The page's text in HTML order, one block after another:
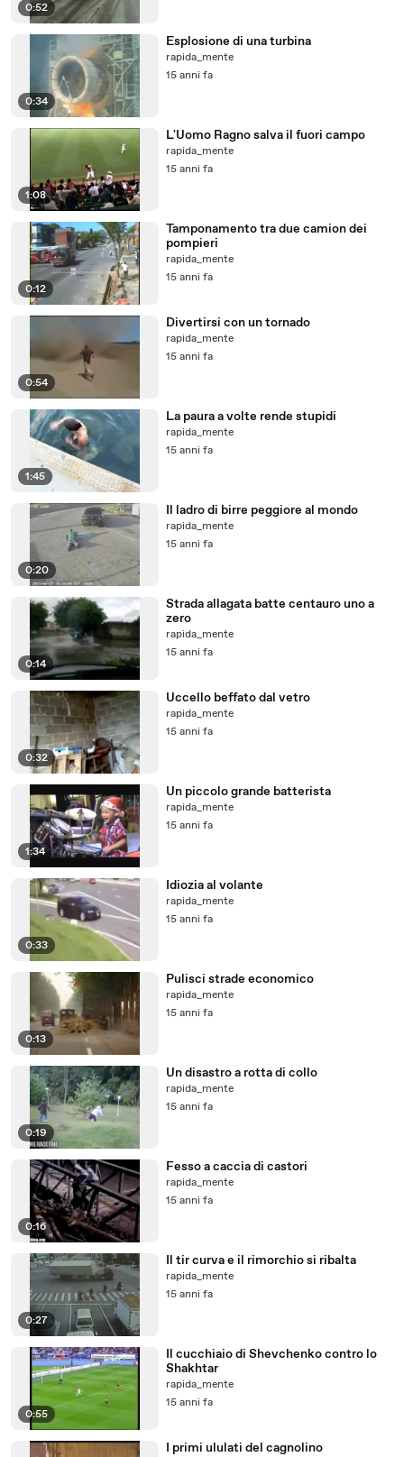
0:52
0:34
Esplosione di una turbina
rapida_mente
15 anni fa
1:08
L'Uomo Ragno salva il fuori campo
rapida_mente
15 anni fa
0:12
Tamponamento tra due camion dei
pompieri
rapida_mente
15 anni fa
0:54
Divertirsi con un tornado
rapida_mente
15 anni fa
1:45
La paura a volte rende stupidi
rapida_mente
15 anni fa
0:20
Il ladro di birre peggiore al mondo
rapida_mente
15 anni fa
0:14
Strada allagata batte centauro uno a
zero
rapida_mente
15 anni fa
0:32
Uccello beffato dal vetro
rapida_mente
15 anni fa
1:34
Un piccolo grande batterista
rapida_mente
15 anni fa
0:33
Idiozia al volante
rapida_mente
15 anni fa
0:13
Pulisci strade economico
rapida_mente
15 anni fa
0:19
Un disastro a rotta di collo
rapida_mente
15 anni fa
0:16
Fesso a caccia di castori
rapida_mente
15 anni fa
0:27
Il tir curva e il rimorchio si ribalta
rapida_mente
15 anni fa
0:55
Il cucchiaio di Shevchenko contro lo
Shakhtar
rapida_mente
15 anni fa
I primi ululati del cagnolino